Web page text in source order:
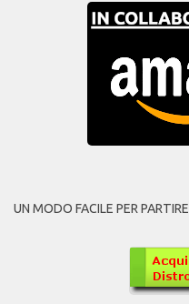
UN MODO FACILE PER PARTIRE